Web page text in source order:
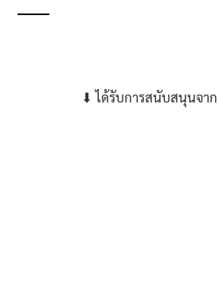
⬇ ได้รับการสนับสนุนจาก